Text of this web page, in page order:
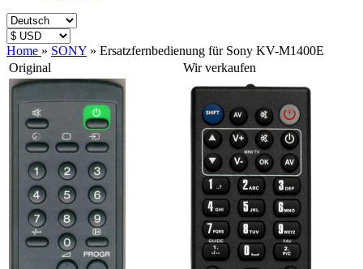
Home » SONY » Ersatzfernbedienung für Sony KV-M1400E
Original
Wir verkaufen